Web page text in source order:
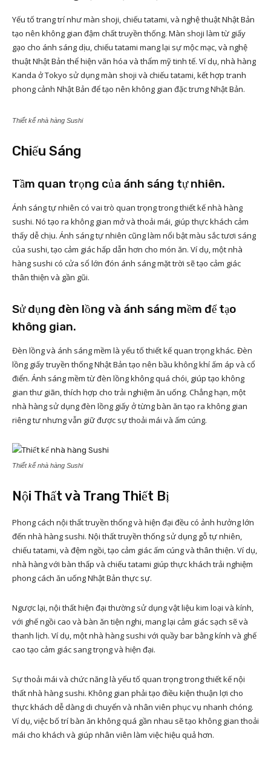
Yếu tố trang trí như màn shoji, chiếu tatami, và nghệ thuật Nhật Bản
tạo nên không gian đậm chất truyền thống. Màn shoji làm từ giấy
gạo cho ánh sáng dịu, chiếu tatami mang lại sự mộc mạc, và nghệ
thuật Nhật Bản thể hiện văn hóa và thẩm mỹ tinh tế. Ví dụ, nhà hàng
Kanda ở Tokyo sử dụng màn shoji và chiếu tatami, kết hợp tranh
phong cảnh Nhật Bản để tạo nên không gian đặc trưng Nhật Bản.
Thiết kế nhà hàng Sushi
Chiếu Sáng
Tầm quan trọng của ánh sáng tự nhiên.
Ánh sáng tự nhiên có vai trò quan trọng trong thiết kế nhà hàng
sushi. Nó tạo ra không gian mở và thoải mái, giúp thực khách cảm
thấy dễ chịu. Ánh sáng tự nhiên cũng làm nổi bật màu sắc tươi sáng
của sushi, tạo cảm giác hấp dẫn hơn cho món ăn. Ví dụ, một nhà
hàng sushi có cửa sổ lớn đón ánh sáng mặt trời sẽ tạo cảm giác
thân thiện và gần gũi.
Sử dụng đèn lồng và ánh sáng mềm để tạo
không gian.
Đèn lồng và ánh sáng mềm là yếu tố thiết kế quan trọng khác. Đèn
lồng giấy truyền thống Nhật Bản tạo nên bầu không khí ấm áp và cổ
điển. Ánh sáng mềm từ đèn lồng không quá chói, giúp tạo không
gian thư giãn, thích hợp cho trải nghiệm ăn uống. Chẳng hạn, một
nhà hàng sử dụng đèn lồng giấy ở từng bàn ăn tạo ra không gian
riêng tư nhưng vẫn giữ được sự thoải mái và ấm cúng.
Thiết kế nhà hàng Sushi
Nội Thất và Trang Thiết Bị
Phong cách nội thất truyền thống và hiện đại đều có ảnh hưởng lớn
đến nhà hàng sushi. Nội thất truyền thống sử dụng gỗ tự nhiên,
chiếu tatami, và đệm ngồi, tạo cảm giác ấm cúng và thân thiện. Ví dụ,
nhà hàng với bàn thấp và chiếu tatami giúp thực khách trải nghiệm
phong cách ăn uống Nhật Bản thực sự.
Ngược lại, nội thất hiện đại thường sử dụng vật liệu kim loại và kính,
với ghế ngồi cao và bàn ăn tiện nghi, mang lại cảm giác sạch sẽ và
thanh lịch. Ví dụ, một nhà hàng sushi với quầy bar bằng kính và ghế
cao tạo cảm giác sang trọng và hiện đại.
Sự thoải mái và chức năng là yếu tố quan trọng trong thiết kế nội
thất nhà hàng sushi. Không gian phải tạo điều kiện thuận lợi cho
thực khách dễ dàng di chuyển và nhân viên phục vụ nhanh chóng.
Ví dụ, việc bố trí bàn ăn không quá gần nhau sẽ tạo không gian thoải
mái cho khách và giúp nhân viên làm việc hiệu quả hơn.